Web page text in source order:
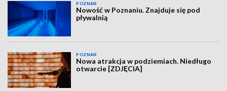
POZNAŃ
Nowość w Poznaniu. Znajduje się pod
pływalnią
POZNAŃ
Nowa atrakcja w podziemiach. Niedługo
otwarcie [ZDJĘCIA]